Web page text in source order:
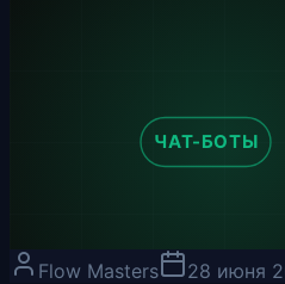
Flow Masters 28 июня